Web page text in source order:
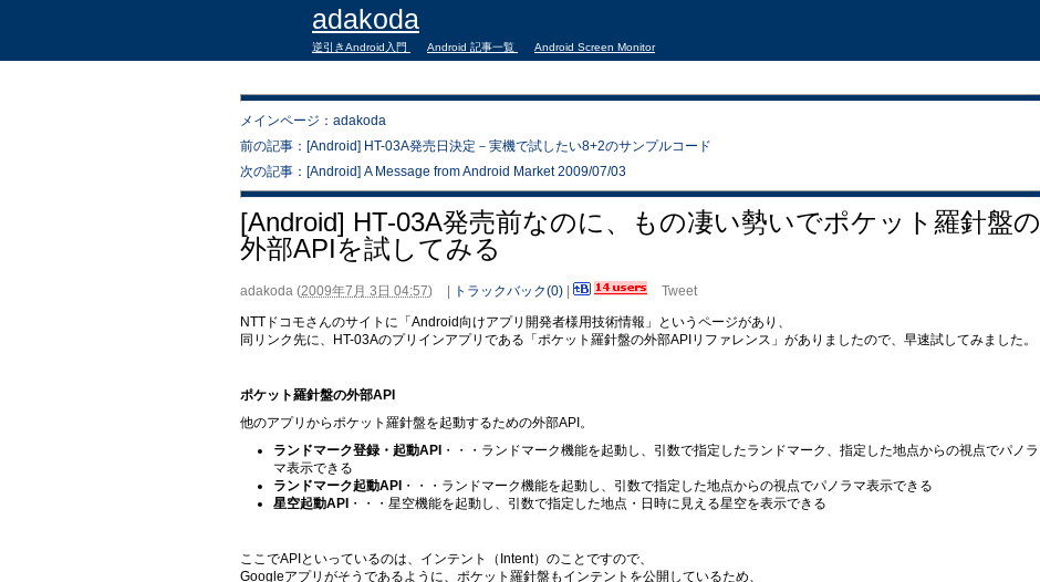
adakoda
逆引きAndroid入門 Android 記事一覧 Android Screen Monitor
メインページ：adakoda
前の記事：[Android] HT-03A発売日決定－実機で試したい8+2のサンプルコード
次の記事：[Android] A Message from Android Market 2009/07/03
[Android] HT-03A発売前なのに、もの凄い勢いでポケット羅針盤の
外部APIを試してみる
adakoda (2009年7月 3日 04:57) トラックバック(0)
Tweet
NTTドコモさんのサイトに「Android向けアプリ開発者様用技術情報」というページがあり、
同リンク先に、HT-03Aのプリインアプリである「ポケット羅針盤の外部APIリファレンス」がありましたので、早速試してみました。
ポケット羅針盤の外部API
他のアプリからポケット羅針盤を起動するための外部API。
ランドマーク登録・起動API ・・・ランドマーク機能を起動し、引数で指定したランドマーク、指定した地点からの視点でパノラ
マ表示できる
ランドマーク起動API ・・・ランドマーク機能を起動し、引数で指定した地点からの視点でパノラマ表示できる
星空起動API ・・・星空機能を起動し、引数で指定した地点・日時に見える星空を表示できる
ここでAPIといっているのは、インテント（Intent）のことですので、
Googleアプリがそうであるように、ポケット羅針盤もインテントを公開しているため、